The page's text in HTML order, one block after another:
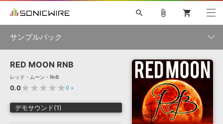
ソフト音源 »
プラグイン・エフェクト »
キャンペーン »
search
初音ミク NT 鏡音リン・レン V4X 巡音ルカ V4X
MEIKO V3
KAITO V3
TOONTRACK
SPITFIRE AUDIO
VIENNA
EZ DRUMMER 3
ライセンスフリーBGM
サンプルパックを試そう
ボーカル抜き出し
DUBSTEP
MUTANT
ROUTER.FM
attach_file shopping_cart
サンプルパック
製品一覧
ジャンル
RED MOON RNB
レッド・ムーン・RnB
0.0★★★★★0 »
デモサウンド(1)